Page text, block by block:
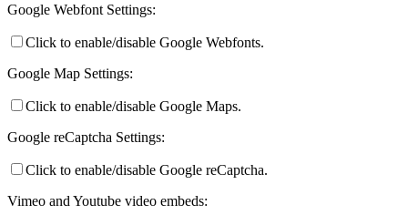
Google Webfont Settings:
Click to enable/disable Google Webfonts.
Google Map Settings:
Click to enable/disable Google Maps.
Google reCaptcha Settings:
Click to enable/disable Google reCaptcha.
Vimeo and Youtube video embeds: